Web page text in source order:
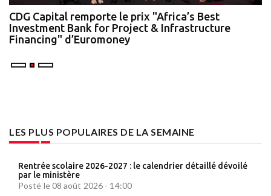
CDG Capital remporte le prix "Africa’s Best
Investment Bank for Project & Infrastructure
Financing" d’Euromoney
LES PLUS POPULAIRES DE LA SEMAINE
Rentrée scolaire 2026-2027 : le calendrier détaillé dévoilé
par le ministère
Posté le 08 août 2026 - 14:00